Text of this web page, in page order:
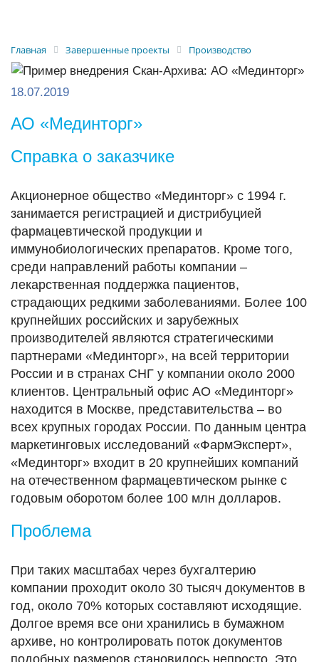
Главная Завершенные проекты Производство
18.07.2019
АО «Мединторг»
Справка о заказчике
Акционерное общество «Мединторг» с 1994 г.
занимается регистрацией и дистрибуцией
фармацевтической продукции и
иммунобиологических препаратов. Кроме того,
среди направлений работы компании –
лекарственная поддержка пациентов,
страдающих редкими заболеваниями. Более 100
крупнейших российских и зарубежных
производителей являются стратегическими
партнерами «Мединторг», на всей территории
России и в странах СНГ у компании около 2000
клиентов. Центральный офис АО «Мединторг»
находится в Москве, представительства – во
всех крупных городах России. По данным центра
маркетинговых исследований «ФармЭксперт»,
«Мединторг» входит в 20 крупнейших компаний
на отечественном фармацевтическом рынке с
годовым оборотом более 100 млн долларов.
Проблема
При таких масштабах через бухгалтерию
компании проходит около 30 тысяч документов в
год, около 70% которых составляют исходящие.
Долгое время все они хранились в бумажном
архиве, но контролировать поток документов